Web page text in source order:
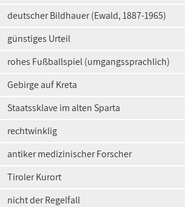
deutscher Bildhauer (Ewald, 1887-1965)
günstiges Urteil
rohes Fußballspiel (umgangssprachlich)
Gebirge auf Kreta
Staatssklave im alten Sparta
rechtwinklig
antiker medizinischer Forscher
Tiroler Kurort
nicht der Regelfall